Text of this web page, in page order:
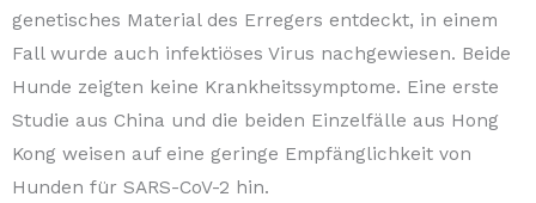
genetisches Material des Erregers entdeckt, in einem
Fall wurde auch infektiöses Virus nachgewiesen. Beide
Hunde zeigten keine Krankheitssymptome. Eine erste
Studie aus China und die beiden Einzelfälle aus Hong
Kong weisen auf eine geringe Empfänglichkeit von
Hunden für SARS-CoV-2 hin.